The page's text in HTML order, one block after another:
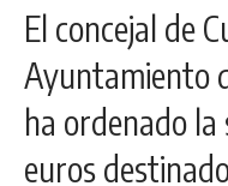
El concejal de
Ayuntamiento
ha ordenado
euros